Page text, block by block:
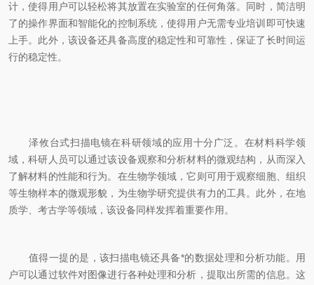
计，使得用户可以轻松将其放置在实验室的任何角落。同时，简洁明
了的操作界面和智能化的控制系统，使得用户无需专业培训即可快速
上手。此外，该设备还具备高度的稳定性和可靠性，保证了长时间运
行的稳定性。
泽攸台式扫描电镜在科研领域的应用十分广泛。在材料科学领
域，科研人员可以通过该设备观察和分析材料的微观结构，从而深入
了解材料的性能和行为。在生物学领域，它则可用于观察细胞、组织
等生物样本的微观形貌，为生物学研究提供有力的工具。此外，在地
质学、考古学等领域，该设备同样发挥着重要作用。
值得一提的是，该扫描电镜还具备*的数据处理和分析功能。用
户可以通过软件对图像进行各种处理和分析，提取出所需的信息。这